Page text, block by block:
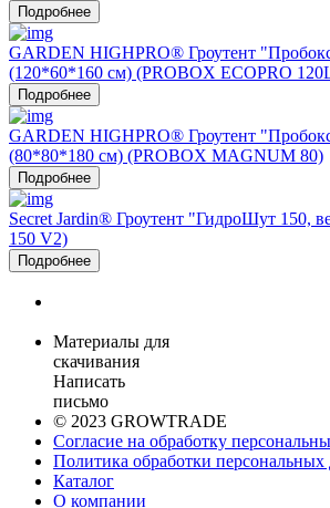
Подробнее
GARDEN HIGHPRO® Гроутент
(120*60*160 см) (PROBOX ECOPRO
Подробнее
GARDEN HIGHPRO® Гроутент
(80*80*180 см) (PROBOX MAGNUM 80)
Подробнее
Secret Jardin® Гроутент "ГидроШут 150,
150 V2)
Подробнее
Материалы для
скачивания
Написать
письмо
© 2023 GROWTRADE
Согласие на обработку
Политика обработки
Каталог
О компании